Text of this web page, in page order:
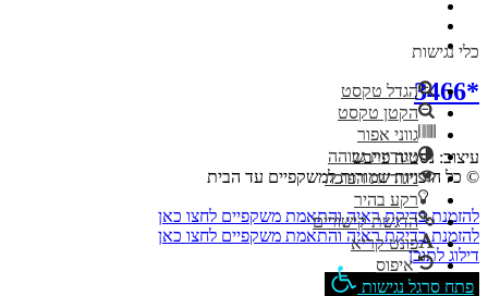
*3466
עיצוב: נסטיה פייבש
© כל הזכויות שמורות למשקפיים עד הבית
להזמנת בדיקת ראיה והתאמת משקפיים לחצו כאן
להזמנת בדיקת ראיה והתאמת משקפיים לחצו כאן
דילוג לתוכן
פתח סרגל נגישות
כלי נגישות
הגדל טקסט
הקטן טקסט
גווני אפור
ניגודיות גבוהה
ניגודיות הפוכה
רקע בהיר
הדגשת קישורים
פונט קריא
איפוס